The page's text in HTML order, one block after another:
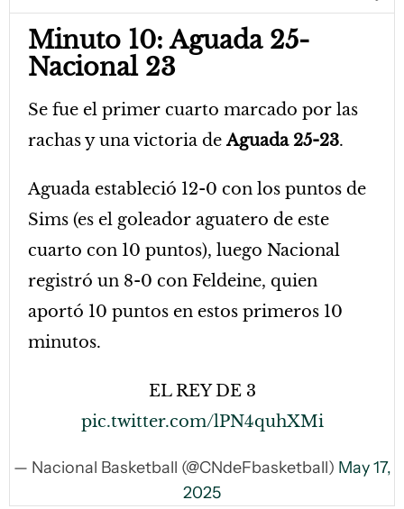
Minuto 10: Aguada 25-
Nacional 23
Se fue el primer cuarto marcado por las
rachas y una victoria deAguada 25-23.
Aguada estableció 12-0 con los puntos de
Sims (es el goleador aguatero de este
cuarto con 10 puntos), luego Nacional
registró un 8-0 con Feldeine, quien
aportó 10 puntos en estos primeros 10
minutos.
EL REY DE 3
pic.twitter.com/lPN4quhXMi
— Nacional Basketball (@CNdeFbasketball) May 17,
2025